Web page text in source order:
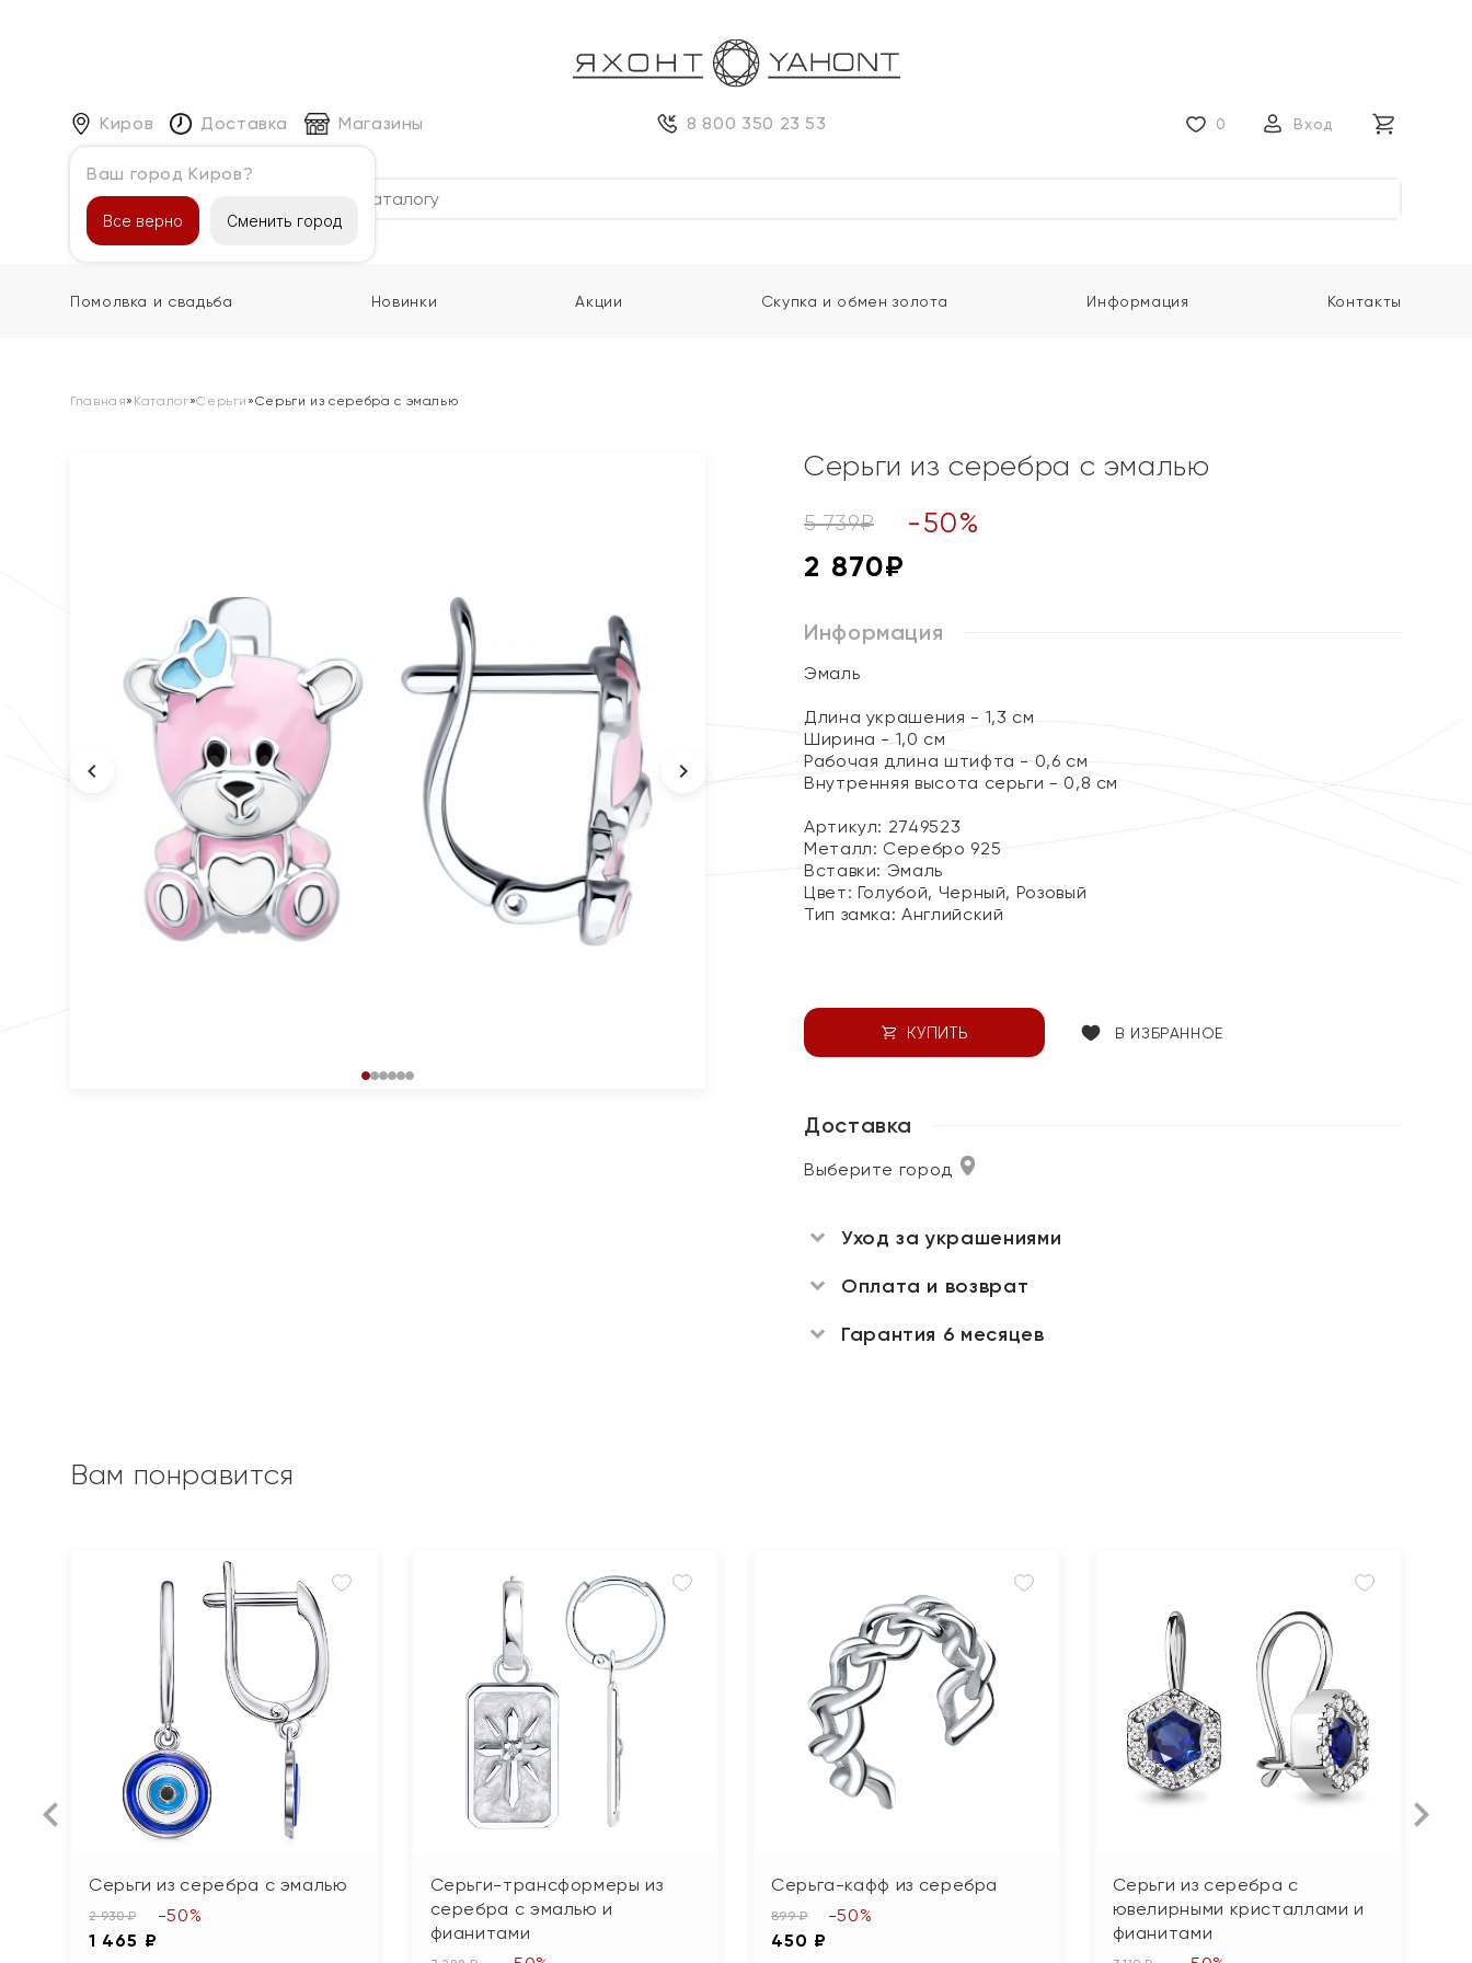
Киров
Ваш город Киров?
Все верно Сменить город
Доставка Магазины 8 800 350 23 53 0 Вход
Каталог
Помолвка и свадьба Новинки Акции Скупка и обмен золота Информация Контакты
Главная» Каталог»Серьги »Серьги из серебра с эмалью
Серьги из серебра с эмалью
5 739₽ -50%
2 870₽
Информация
Эмаль
Длина украшения - 1,3 см
Ширина - 1,0 см
Рабочая длина штифта - 0,6 см
Внутренняя высота серьги - 0,8 см
Артикул: 2749523
Металл: Серебро 925
Вставки: Эмаль
Цвет: Голубой, Черный, Розовый
Тип замка:Английский
КУПИТЬ В ИЗБРАННОЕ
Доставка
Выберите город
Уход за украшениями
Оплата и возврат
Гарантия 6 месяцев
Вам понравится
Серьги из серебра с эмалью
2 930 ₽
1 465 ₽
-50%
Серьги-трансформеры из
серебра с эмалью и
фианитами
Серьга-кафф из серебра
899 ₽
450 ₽
-50%
Серьги из серебра с
ювелирными кристаллами и
фианитами